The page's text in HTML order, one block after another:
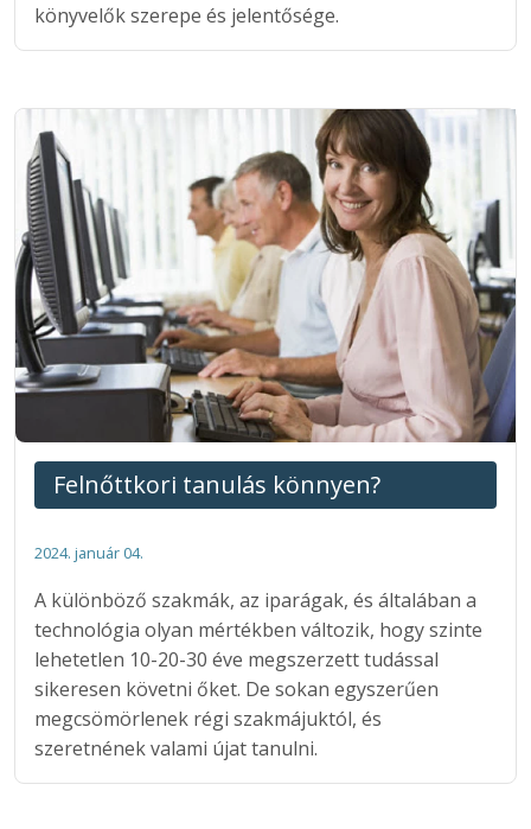
könyvelők szerepe és jelentősége.
Felnőttkori tanulás könnyen?
2024. január 04.
A különböző szakmák, az iparágak, és általában a
technológia olyan mértékben változik, hogy szinte
lehetetlen 10-20-30 éve megszerzett tudással
sikeresen követni őket. De sokan egyszerűen
megcsömörlenek régi szakmájuktól, és
szeretnének valami újat tanulni.